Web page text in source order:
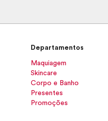
Departamentos
Maquiagem
Skincare
Corpo e Banho
Presentes
Promoções